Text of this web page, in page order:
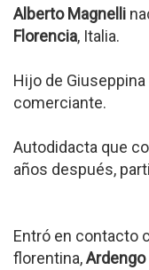
Alberto Magnelli
Florencia, Italia.
Hijo de
comerciante.
Autodidacta que
años después,
Entró en contacto
florentina,